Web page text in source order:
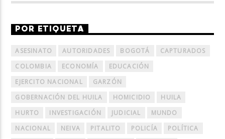
POR ETIQUETA
ASESINATO AUTORIDADES BOGOTÁ
CAPTURADOS
COLOMBIA
ECONOMÍA
EDUCACIÓN
EJERCITO NACIONAL
GARZÓN
GOBERNACIÓN DEL HUILA
HOMICIDIO
HUILA
HURTO
INVESTIGACIÓN JUDICIAL
MUNDO
NACIONAL
NEIVA PITALITO POLICÍA
POLÍTICA